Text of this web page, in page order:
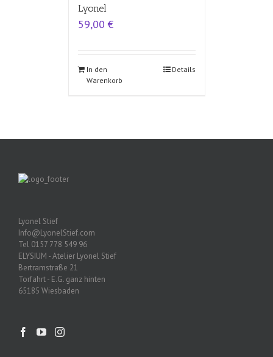
Lyonel
59,00 €
In den
Warenkorb
Details
Lyonel Stief
Info@LyonelStief.com
Tel 0157 778 549 96
ELYSIUM - Atelier Lyonel Stief
Bertramstraße 21
Torfahrt - E.G. ganz hinten
65185 Wiesbaden